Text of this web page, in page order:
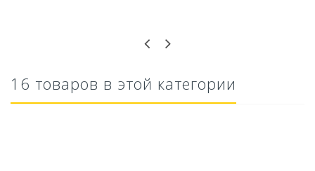
16 товаров в этой категории